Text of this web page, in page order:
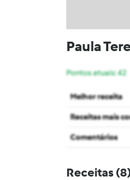
Paula
Pontos atuais: 42
Melhor receita
Receitas mais
Comentários
Receitas